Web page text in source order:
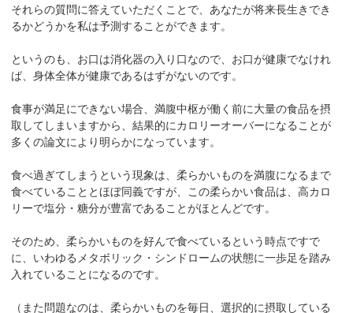
それらの質問に答えていただくことで、あなたが将来長生きでき
るかどうかを私は予測することができます。
というのも、お口は消化器の入り口なので、お口が健康でなけれ
ば、身体全体が健康であるはずがないのです。
食事が満足にできない場合、満腹中枢が働く前に大量の食品を摂
取してしまいますから、結果的にカロリーオーバーになることが
多くの論文により明らかになっています。
食べ過ぎてしまうという現象は、柔らかいものを満腹になるまで
食べていることとほぼ同義ですが、この柔らかい食品は、高カロ
リーで塩分・糖分が豊富であることがほとんどです。
そのため、柔らかいものを好んで食べているという時点ですで
に、いわゆるメタボリック・シンドロームの状態に一歩足を踏み
入れていることになるのです。
（また問題なのは、柔らかいものを毎日、選択的に摂取している